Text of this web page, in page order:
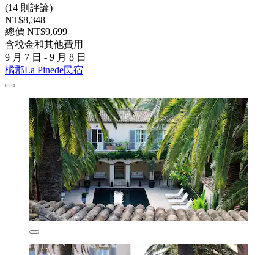
(14 則評論)
NT$8,348
總價 NT$9,699
含稅金和其他費用
9 月 7 日 - 9 月 8 日
橘郡La Pinede民宿